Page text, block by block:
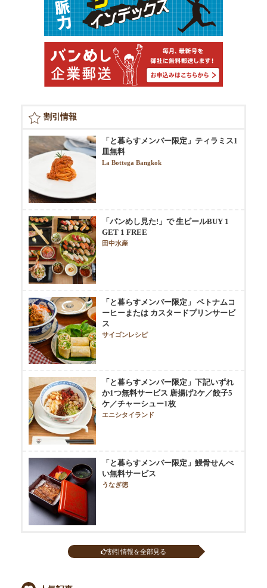
割引情報
「と暮らすメンバー限定」ティラミス1
皿無料
La Bottega Bangkok
「パンめし見た!」で 生ビールBUY 1
GET 1 FREE
田中水産
「と暮らすメンバー限定」 ベトナムコ
ーヒーまたは カスタードプリンサービ
ス
サイゴンレシピ
「と暮らすメンバー限定」下記いずれ
か1つ無料サービス 唐揚げ2ケ／餃子5
ケ／チャーシュー1枚
エニシタイランド
「と暮らすメンバー限定」鰻骨せんべ
い無料サービス
うなぎ徳
割引情報を全部見る